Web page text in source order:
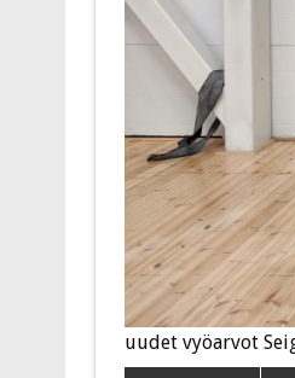
uudet vyöarvot